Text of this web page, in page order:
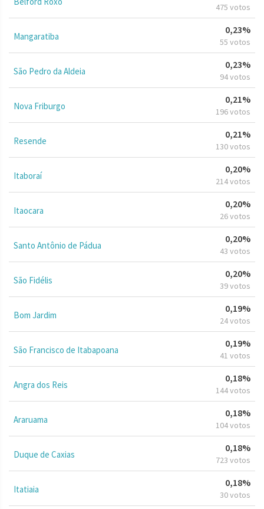
475 votos
Mangaratiba
0,23%
55 votos
São Pedro da Aldeia
0,23%
94 votos
Nova Friburgo
0,21%
196 votos
Resende
0,21%
130 votos
Itaboraí
0,20%
214 votos
Itaocara
0,20%
26 votos
Santo Antônio de Pádua
0,20%
43 votos
São Fidélis
0,20%
39 votos
Bom Jardim
0,19%
24 votos
São Francisco de Itabapoana
0,19%
41 votos
Angra dos Reis
0,18%
144 votos
Araruama
0,18%
104 votos
Duque de Caxias
0,18%
723 votos
Itatiaia
0,18%
30 votos